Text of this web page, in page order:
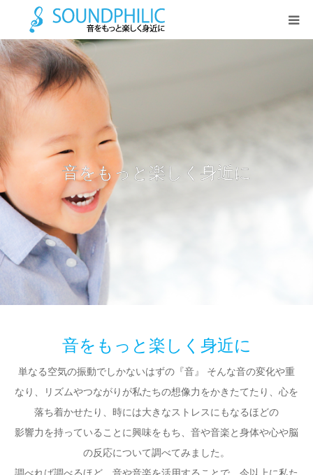
音をもっと楽しく身近に
音をもっと楽しく身近に
単なる空気の振動でしかないはずの『音』 そんな音の変化や重
なり、リズムやつながりが私たちの想像力をかきたてたり、心を
落ち着かせたり、時には大きなストレスにもなるほどの
影響力を持っていることに興味をもち、音や音楽と身体や心や脳
の反応について調べてみました。
HOME
お問い合わせ
会社概要
教育事業